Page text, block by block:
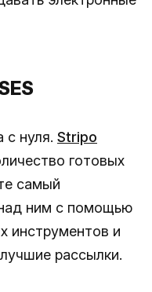
с нуля. Stripo
готовых
самый
ним с помощью
инструментов и
рассылки.